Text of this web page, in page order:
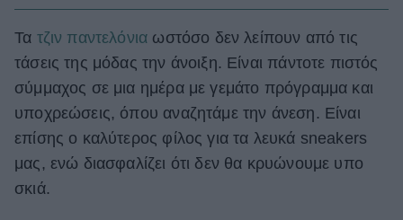
Τα τζιν παντελόνια ωστόσο δεν λείπουν από τις
τάσεις της μόδας την άνοιξη. Είναι πάντοτε πιστός
σύμμαχος σε μια ημέρα με γεμάτο πρόγραμμα και
υποχρεώσεις, όπου αναζητάμε την άνεση. Είναι
επίσης ο καλύτερος φίλος για τα λευκά sneakers
μας, ενώ διασφαλίζει ότι δεν θα κρυώνουμε υπο
σκιά.